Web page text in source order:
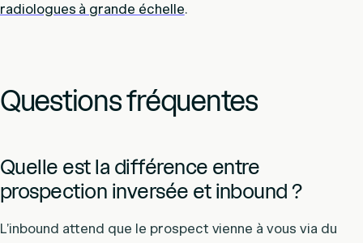
radiologues à grande échelle.
Questions fréquentes
Quelle est la différence entre
prospection inversée et inbound ?
L’inbound attend que le prospect vienne à vous via du